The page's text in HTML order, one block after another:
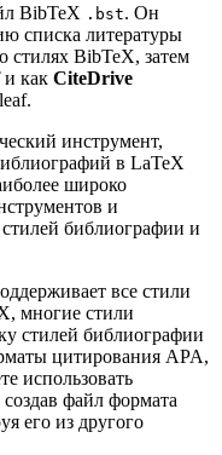
BibTeX .bst. Он
списка литературы
BibTeX, затем
и как CiteDrive
инструмент,
в LaTeX
широко
и
библиографии и
все стили
многие стили
стилей библиографии
цитирования APA,
использовать
файл формата
его из другого